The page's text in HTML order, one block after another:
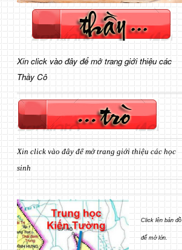
Xin click vào đây để mở trang giới thiệu các
Thầy Cô
Xin click vào đây để mở trang giới thiệu các học
sinh
Click lên bản đồ
để mở lớn.